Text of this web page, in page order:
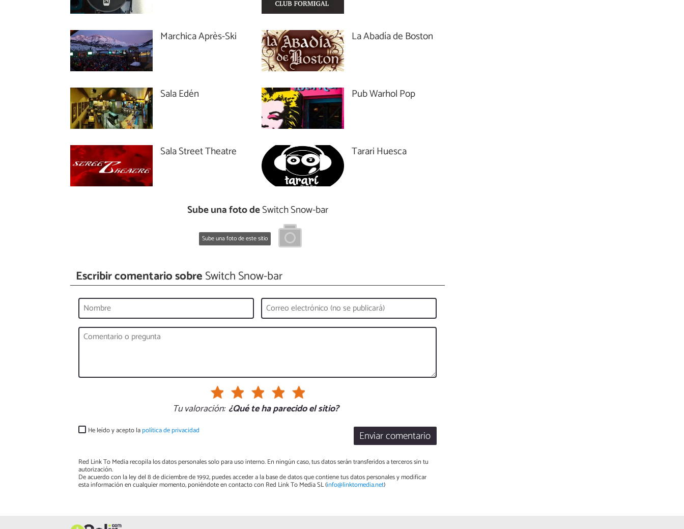
Marchica Après-Ski La Abadía de Boston
Sala Edén Pub Warhol Pop
Sala Street Theatre Tarari Huesca
Sube una foto deSwitch Snow-bar
Sube una foto de este sitio
Escribir comentario sobreSwitch Snow-bar
Tu valoración: ¿Qué te ha parecido el sitio?
Enviar comentario
He leído y acepto lapolítica de privacidad
Red Link To Media recopila los datos personales solo para uso interno. En ningún caso, tus datos serán transferidos a terceros sin tu
autorización.
De acuerdo con la ley del 8 de diciembre de 1992, puedes acceder a la base de datos que contiene tus datos personales y modificar
esta información en cualquier momento, poniéndote en contacto con Red Link To Media SL (info@linktomedia.net)